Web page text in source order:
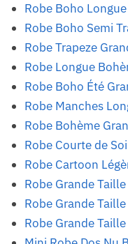
Robe Boho
Robe Boho Semi
Robe Trapeze
Robe Longue
Robe Boho Été
Robe Manches
Robe Bohème
Robe Courte de
Robe Cartoon
Robe Grande
Robe Grande
Robe Grande